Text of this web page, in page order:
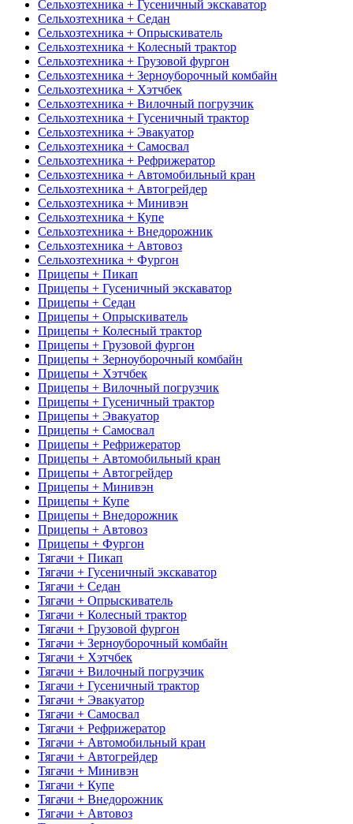
Сельхозтехника + Гусеничный экскаватор
Сельхозтехника + Седан
Сельхозтехника + Опрыскиватель
Сельхозтехника + Колесный трактор
Сельхозтехника + Грузовой фургон
Сельхозтехника + Зерноуборочный комбайн
Сельхозтехника + Хэтчбек
Сельхозтехника + Вилочный погрузчик
Сельхозтехника + Гусеничный трактор
Сельхозтехника + Эвакуатор
Сельхозтехника + Самосвал
Сельхозтехника + Рефрижератор
Сельхозтехника + Автомобильный кран
Сельхозтехника + Автогрейдер
Сельхозтехника + Минивэн
Сельхозтехника + Купе
Сельхозтехника + Внедорожник
Сельхозтехника + Автовоз
Сельхозтехника + Фургон
Прицепы + Пикап
Прицепы + Гусеничный экскаватор
Прицепы + Седан
Прицепы + Опрыскиватель
Прицепы + Колесный трактор
Прицепы + Грузовой фургон
Прицепы + Зерноуборочный комбайн
Прицепы + Хэтчбек
Прицепы + Вилочный погрузчик
Прицепы + Гусеничный трактор
Прицепы + Эвакуатор
Прицепы + Самосвал
Прицепы + Рефрижератор
Прицепы + Автомобильный кран
Прицепы + Автогрейдер
Прицепы + Минивэн
Прицепы + Купе
Прицепы + Внедорожник
Прицепы + Автовоз
Прицепы + Фургон
Тягачи + Пикап
Тягачи + Гусеничный экскаватор
Тягачи + Седан
Тягачи + Опрыскиватель
Тягачи + Колесный трактор
Тягачи + Грузовой фургон
Тягачи + Зерноуборочный комбайн
Тягачи + Хэтчбек
Тягачи + Вилочный погрузчик
Тягачи + Гусеничный трактор
Тягачи + Эвакуатор
Тягачи + Самосвал
Тягачи + Рефрижератор
Тягачи + Автомобильный кран
Тягачи + Автогрейдер
Тягачи + Минивэн
Тягачи + Купе
Тягачи + Внедорожник
Тягачи + Автовоз